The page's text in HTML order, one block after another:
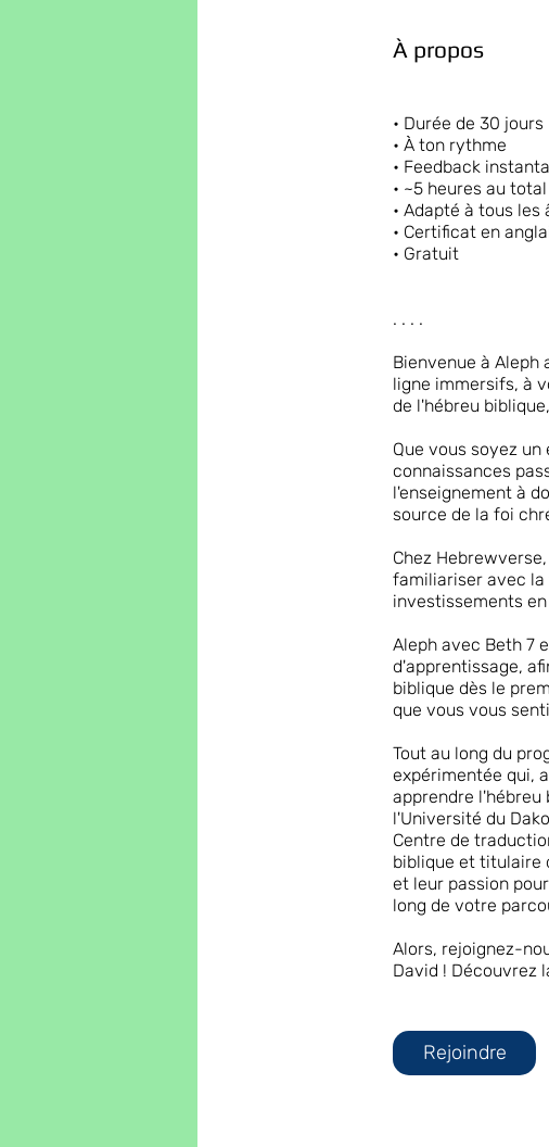
À propos
• Durée de 30 jours
• À ton rythme
• Feedback
• ~5 heures au total
• Adapté à tous les
• Certificat en
• Gratuit
. . . .
Bienvenue à Aleph
ligne immersifs, à
de l'hébreu
Que vous soyez
connaissances
l'enseignement à
source de la foi
Chez
familiariser avec la
investissements
Aleph avec Beth 7
d'apprentissage,
biblique dès le
que vous vous
Tout au long du
expérimentée qui,
apprendre l'hébreu
l'Université du
Centre de
biblique et titulaire
et leur passion
long de votre
Alors, rejoignez-
David ! Découvrez
Rejoindre